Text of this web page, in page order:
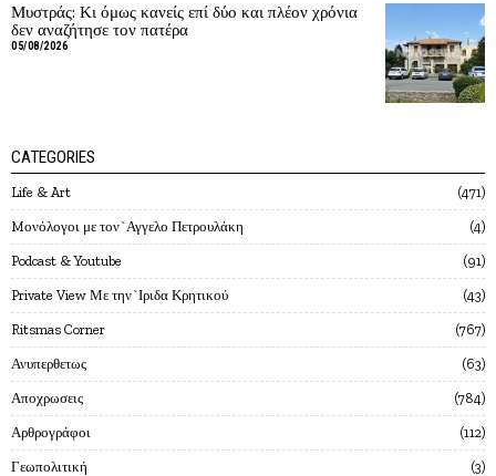
Μυστράς: Κι όμως κανείς επί δύο και πλέον χρόνια
δεν αναζήτησε τον πατέρα
05/08/2026
CATEGORIES
Life & Art 471
Mονόλογοι με τον`Αγγελο Πετρουλάκη 4
Podcast & Youtube 91
Private View Με την`Ιριδα Κρητικού 43
Ritsmas Corner 767
Ανυπερθετως 63
Αποχρωσεις 784
Αρθρογράφοι 112
Γεωπολιτική 3